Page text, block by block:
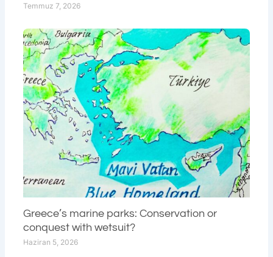
Temmuz 7, 2026
Greece’s marine parks: Conservation or
conquest with wetsuit?
Haziran 5, 2026